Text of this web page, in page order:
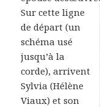
Sur cette ligne
de départ (un
schéma usé
jusqu’à la
corde), arrivent
Sylvia (Hélène
Viaux) et son